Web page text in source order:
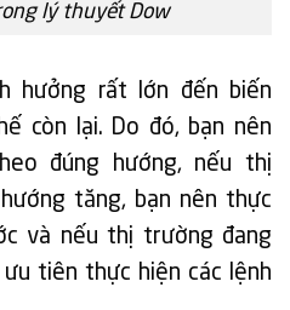
lý thuyết Dow
hưởng rất lớn đến biến
còn lại. Do đó, bạn nên
đúng hướng, nếu thị
tăng, bạn nên thực
và nếu thị trường đang
tiên thực hiện các lệnh